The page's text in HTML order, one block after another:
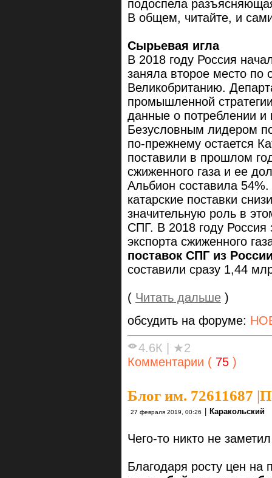
подоспела
В общем, читайте, и
Сырьевая игла
В 2018 году Россия
заняла второе место по
Великобританию.
промышленной
данные о потреблении и
Безусловным лидером
по-прежнему остается
поставили в прошлом
сжиженного газа и ее
Альбион составила
катарские поставки
значительную роль в
СПГ. В 2018 году
экспорта сжиженного
поставок СПГ из
составили сразу 1,44
( Читать дальше )
обсудить на форуме:
4.6К
★2
Комментарии ( 75 )
Блог им. 72611687 |
27 февраля 2019, 00:26 Каракольский
Чего-то никто не
Благодаря росту цен на